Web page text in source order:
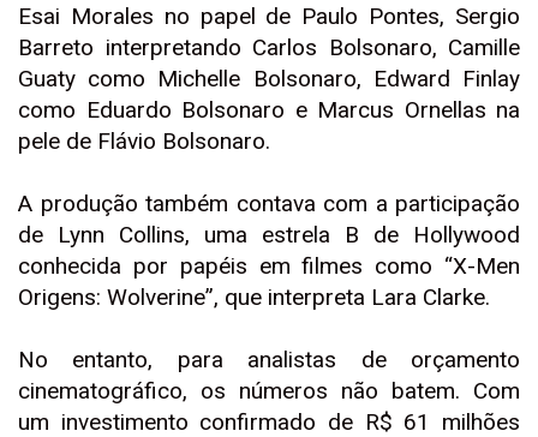
Esai Morales no papel de Paulo Pontes, Sergio
Barreto interpretando Carlos Bolsonaro, Camille
Guaty como Michelle Bolsonaro, Edward Finlay
como Eduardo Bolsonaro e Marcus Ornellas na
pele de Flávio Bolsonaro.
A produção também contava com a participação
de Lynn Collins, uma estrela B de Hollywood
conhecida por papéis em filmes como “X-Men
Origens: Wolverine”, que interpreta Lara Clarke.
No entanto, para analistas de orçamento
cinematográfico, os números não batem. Com
um investimento confirmado de R$ 61 milhões